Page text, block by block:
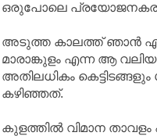
ഒരുപോലെ
അടുത്ത കാലത്ത് ഞാന്‍
മാരാങ്കുളം എന്ന ആ
അതിലധികം
കഴിഞ്ഞത്.
കുളത്തില്‍ വിമാന